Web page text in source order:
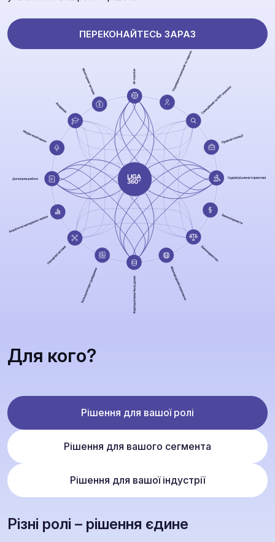
ПЕРЕКОНАЙТЕСЬ ЗАРАЗ
Для кого?
Рішення для вашої ролі
Рішення для вашого сегмента
Рішення для вашої індустрії
Різні ролі – рішення єдине